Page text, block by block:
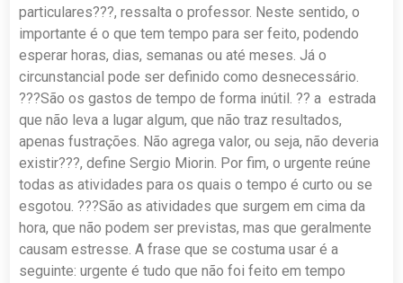
particulares???, ressalta o professor. Neste sentido, o
importante é o que tem tempo para ser feito, podendo
esperar horas, dias, semanas ou até meses. Já o
circunstancial pode ser definido como desnecessário.
???São os gastos de tempo de forma inútil. ?? a estrada
que não leva a lugar algum, que não traz resultados,
apenas fustrações. Não agrega valor, ou seja, não deveria
existir???, define Sergio Miorin. Por fim, o urgente reúne
todas as atividades para os quais o tempo é curto ou se
esgotou. ???São as atividades que surgem em cima da
hora, que não podem ser previstas, mas que geralmente
causam estresse. A frase que se costuma usar é a
seguinte: urgente é tudo que não foi feito em tempo